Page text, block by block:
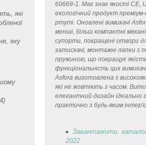
які
яку
60669-1. Має знак якості CE,
екологічний продукт
ртуті. Оновлені вимикачі
менші, більш компактні
супорти, покращені отвори
затискачі, монтажні лапки з
пружиною, що покращує якість
функціональність цих
Asfora виготовлена з
які не жовтіють з часом.
елегантний дизайн ідеально
практично з будь-яким
Завантажити
2022